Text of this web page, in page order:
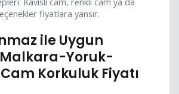
fiyatlara yansır.
ile Uygun
Yoruk-
Korkuluk Fiyatı